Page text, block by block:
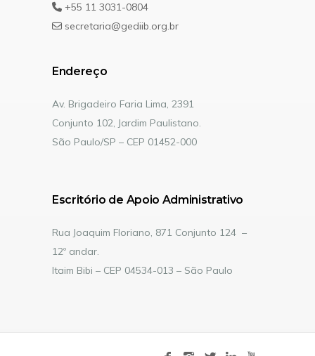
+55 11 3031-0804
secretaria@gediib.org.br
Endereço
Av. Brigadeiro Faria Lima, 2391
Conjunto 102, Jardim Paulistano.
São Paulo/SP – CEP 01452-000
Escritório de Apoio Administrativo
Rua Joaquim Floriano, 871 Conjunto 124 –
12º andar.
Itaim Bibi – CEP 04534-013 – São Paulo